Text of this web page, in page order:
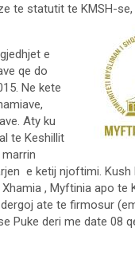
te statutit te KMSH-se,
e
qe do
Ne kete
Aty ku
te Keshillit
e ketij njoftimi. Kush
, Myftinia apo te
ate te firmosur
Puke deri me date 08